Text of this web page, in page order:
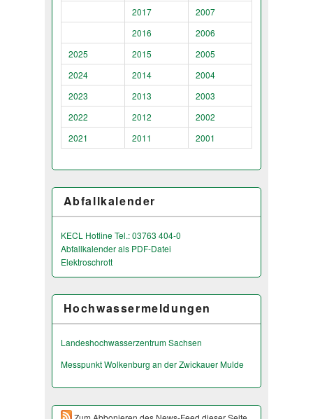
2017
2007
2016
2006
2025
2015
2005
2024
2014
2004
2023
2013
2003
2022
2012
2002
2021
2011 2001
Abfallkalender
KECL Hotline Tel.: 03763 404-0
Abfallkalender als PDF-Datei
Elektroschrott
Hochwassermeldungen
Landeshochwas­serzentrum Sachsen
Messpunkt Wolkenburg an der Zwickauer Mulde